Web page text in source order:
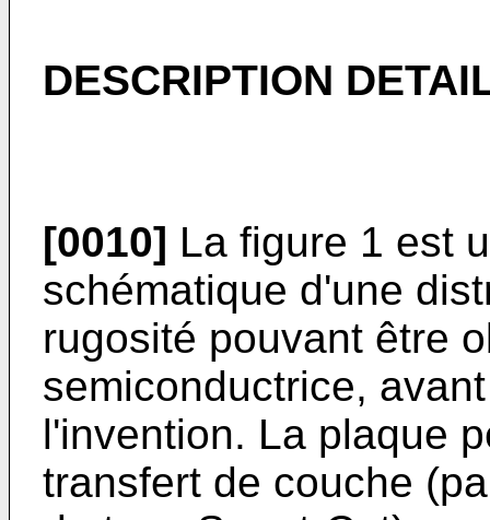
DESCRIPTION
[0010] La figure 1 est
schématique d'une
rugosité pouvant être
semiconductrice,
l'invention. La plaque
transfert de couche